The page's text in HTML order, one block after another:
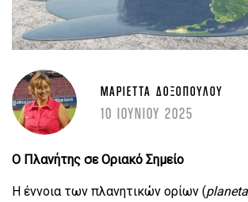
ΜΑΡΙΈΤΤΑ ΔΟΞΟΠΟΎΛΟΥ
10 ΙΟΥΝΙΟΥ 2025
Ο Πλανήτης σε Οριακό Σημείο
Η έννοια των πλανητικών ορίων (